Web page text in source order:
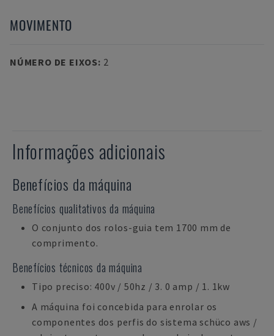
MOVIMENTO
NÚMERO DE EIXOS: 2
Informações adicionais
Benefícios da máquina
Benefícios qualitativos da máquina
O conjunto dos rolos-guia tem 1700 mm de
comprimento.
Benefícios técnicos da máquina
Tipo preciso: 400v / 50hz / 3. 0 amp / 1. 1kw
A máquina foi concebida para enrolar os
componentes dos perfis do sistema schüco aws /